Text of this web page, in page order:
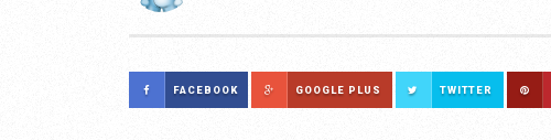
FACEBOOK GOOGLE PLUS TWITTER